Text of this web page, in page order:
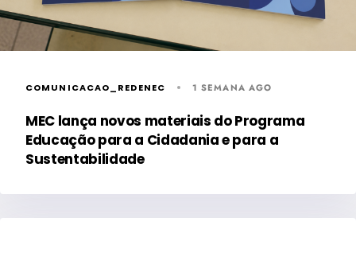
COMUNICACAO_REDENEC 1 SEMANA AGO
MEC lança novos materiais do Programa
Educação para a Cidadania e para a
Sustentabilidade